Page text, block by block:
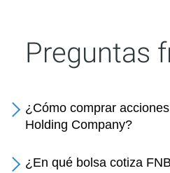
Preguntas
¿Cómo comprar
Holding Company?
¿En qué bolsa cotiza